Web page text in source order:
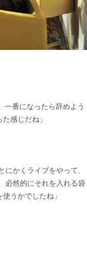
一番になったら辞めよう
感じだね」
にかくライブをやって、
必然的にそれを入れる袋
うかでしたね」